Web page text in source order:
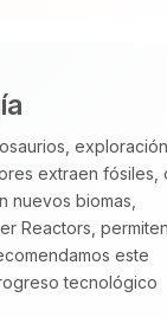
extraen fósiles,
nuevos biomas,
Reactors, permiten
este
tecnológico